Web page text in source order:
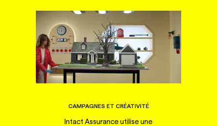
CAMPAGNES ET CRÉATIVITÉ
Intact Assurance utilise une